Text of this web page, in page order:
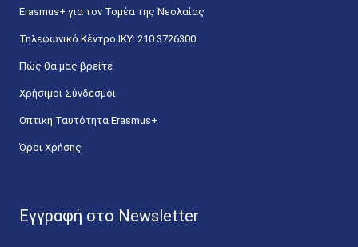
Erasmus+ για τον Τομέα της Νεολαίας
Τηλεφωνικό Κέντρο IKY: 210 3726300
Πώς θα μας βρείτε
Χρήσιμοι Σύνδεσμοι
Οπτική Ταυτότητα Erasmus+
Όροι Χρήσης
Εγγραφή στο Newsletter